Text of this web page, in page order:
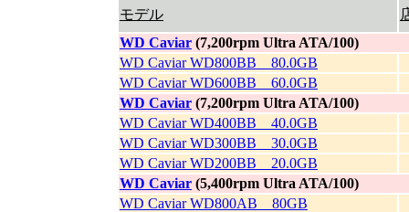
モデル
WD Caviar (7,200rpm Ultra ATA/100)
WD Caviar WD800BB 80.0GB
WD Caviar WD600BB 60.0GB
WD Caviar (7,200rpm Ultra ATA/100)
WD Caviar WD400BB 40.0GB
WD Caviar WD300BB 30.0GB
WD Caviar WD200BB 20.0GB
WD Caviar (5,400rpm Ultra ATA/100)
WD Caviar WD800AB 80GB